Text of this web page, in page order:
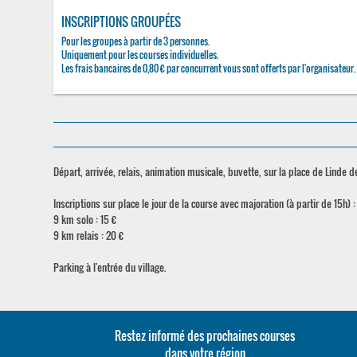
INSCRIPTIONS GROUPÉES
Pour les groupes à partir de 3 personnes.
Uniquement pour les courses individuelles.
Les frais bancaires de 0,80 € par concurrent vous sont offerts par l'organisateur.
Départ, arrivée, relais, animation musicale, buvette, sur la place de Linde de
Inscriptions sur place le jour de la course avec majoration (à partir de 15h) :
9 km solo : 15 €
9 km relais : 20 €
Parking à l'entrée du village.
Restez informé des prochaines courses
dans votre région